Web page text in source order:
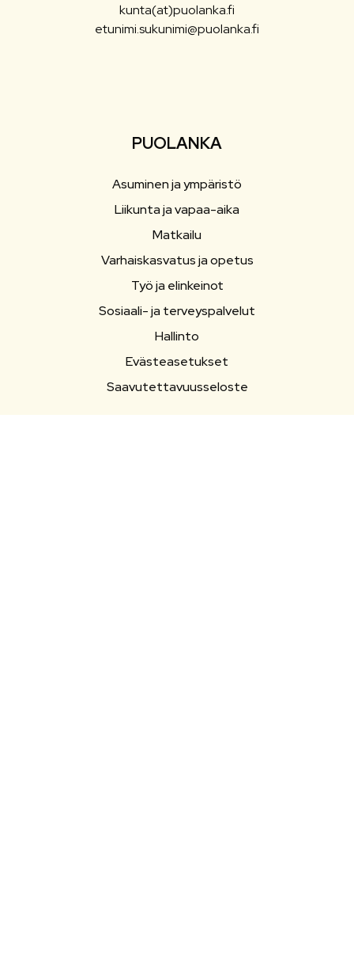
kunta(at)puolanka.fi
etunimi.sukunimi@puolanka.fi
PUOLANKA
Asuminen ja ympäristö
Liikunta ja vapaa-aika
Matkailu
Varhaiskasvatus ja opetus
Työ ja elinkeinot
Sosiaali- ja terveyspalvelut
Hallinto
Evästeasetukset
Saavutettavuusseloste